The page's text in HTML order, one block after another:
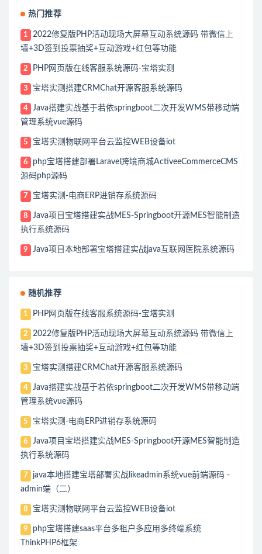
热门推荐
1
2022修复版PHP活动现场大屏幕互动系统源码 带微信上
墙+3D签到投票抽奖+互动游戏+红包等功能
2 PHP网页版在线客服系统源码-宝塔实测
3 宝塔实测搭建CRMChat开源客服系统源码
4
Java搭建实战基于若依springboot二次开发WMS带移动端
管理系统vue源码
5 宝塔实测物联网平台云监控WEB设备iot
6
php宝塔搭建部署Laravel跨境商城ActiveeCommerceCMS
源码php源码
7 宝塔实测-电商ERP进销存系统源码
8
Java项目宝塔搭建实战MES-Springboot开源MES智能制造
执行系统源码
9 Java项目本地部署宝塔搭建实战java互联网医院系统源码
随机推荐
1 PHP网页版在线客服系统源码-宝塔实测
2
2022修复版PHP活动现场大屏幕互动系统源码 带微信上
墙+3D签到投票抽奖+互动游戏+红包等功能
3 宝塔实测搭建CRMChat开源客服系统源码
4
Java搭建实战基于若依springboot二次开发WMS带移动端
管理系统vue源码
5 宝塔实测-电商ERP进销存系统源码
6
Java项目宝塔搭建实战MES-Springboot开源MES智能制造
执行系统源码
7
java本地搭建宝塔部署实战likeadmin系统vue前端源码 -
admin端（二）
8 宝塔实测物联网平台云监控WEB设备iot
9
php宝塔搭建saas平台多租户多应用多终端系统
ThinkPHP6框架